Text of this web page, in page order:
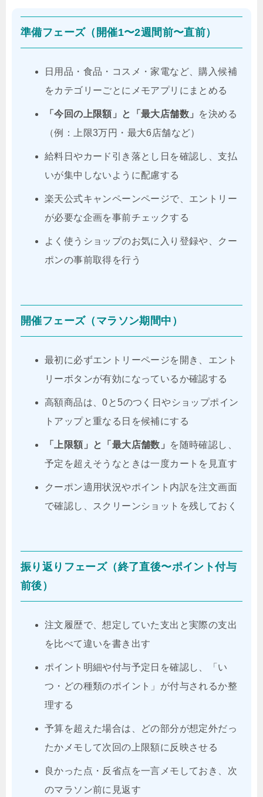
準備フェーズ（開催1〜2週間前〜直前）
日用品・食品・コスメ・家電など、購入候補
をカテゴリーごとにメモアプリにまとめる
「今回の上限額」と「最大店舗数」 を決める
（例：上限3万円・最大6店舗など）
給料日やカード引き落とし日を確認し、支払
いが集中しないように配慮する
楽天公式キャンペーンページで、エントリー
が必要な企画を事前チェックする
よく使うショップのお気に入り登録や、クー
ポンの事前取得を行う
開催フェーズ（マラソン期間中）
最初に必ずエントリーページを開き、エント
リーボタンが有効になっているか確認する
高額商品は、0と5のつく日やショップポイン
トアップと重なる日を候補にする
「上限額」と「最大店舗数」
を随時確認し、
予定を超えそうなときは一度カートを見直す
クーポン適用状況やポイント内訳を注文画面
で確認し、スクリーンショットを残しておく
振り返りフェーズ（終了直後〜ポイント付与
前後）
注文履歴で、想定していた支出と実際の支出
を比べて違いを書き出す
ポイント明細や付与予定日を確認し、「い
つ・どの種類のポイント」が付与されるか整
理する
予算を超えた場合は、どの部分が想定外だっ
たかメモして次回の上限額に反映させる
良かった点・反省点を一言メモしておき、次
のマラソン前に見返す